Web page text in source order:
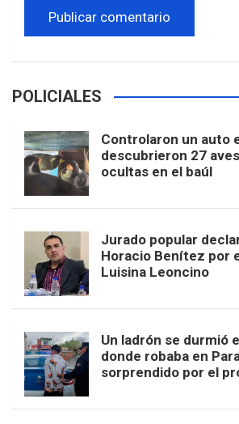
POLICIALES
Controlaron un auto
descubrieron 27
ocultas en el baúl
Jurado popular
Horacio Benítez por
Luisina Leoncino
Un ladrón se durmió
donde robaba en
sorprendido por el